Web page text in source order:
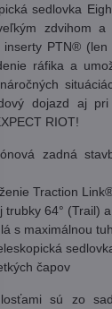
sedlovka
zdvihom
inserty PTN®
ráfika a
dojazd aj
RIOT!
zadná
Traction
trubky 64° (Trail)
s maximálnou
čapov
sú zo